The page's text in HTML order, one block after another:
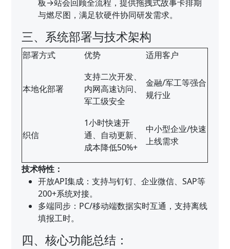
板→站会回顾全流程，提供拖拽式故事卡排期
与燃尽图，满足软硬件协同研发需求。
三、系统部署与技术架构
部署方式 优势 适用客户
本地化部署
支持二次开发、
内网高速访问、
军工级安全
金融/军工等强合
规行业
织信
1小时快速开
通、自动更新、
成本降低50%+
中小型企业/快速
上线需求
技术特性：
开放API集成：支持与钉钉、企业微信、SAP等
200+系统对接。
多端同步：PC/移动端数据实时互通，支持离线
填报工时。
四、核心功能总结：